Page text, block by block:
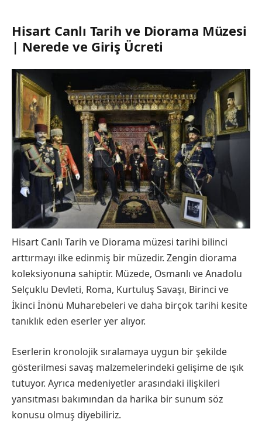
Hisart Canlı Tarih ve Diorama Müzesi
| Nerede ve Giriş Ücreti
Hisart Canlı Tarih ve Diorama müzesi tarihi bilinci
arttırmayı ilke edinmiş bir müzedir. Zengin diorama
koleksiyonuna sahiptir. Müzede, Osmanlı ve Anadolu
Selçuklu Devleti, Roma, Kurtuluş Savaşı, Birinci ve
İkinci İnönü Muharebeleri ve daha birçok tarihi kesite
tanıklık eden eserler yer alıyor.
Eserlerin kronolojik sıralamaya uygun bir şekilde
gösterilmesi savaş malzemelerindeki gelişime de ışık
tutuyor. Ayrıca medeniyetler arasındaki ilişkileri
yansıtması bakımından da harika bir sunum söz
konusu olmuş diyebiliriz.